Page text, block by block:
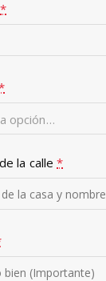
*
opción…
la calle*